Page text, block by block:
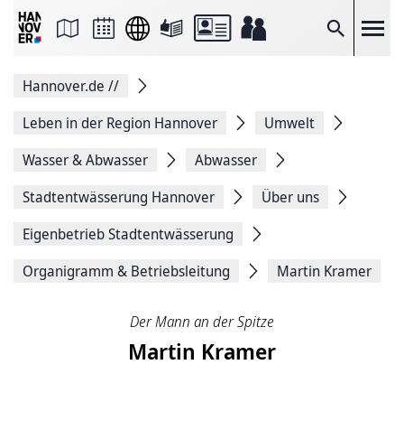
Suche
Seite
Facebook
teilen
Seitenlink
Seite
Hannover.de //
Leben in der Region Hannover
Umwelt
Wasser & Abwasser
Abwasser
Stadtentwässerung Hannover
Über uns
Eigenbetrieb Stadtentwässerung
Organigramm & Betriebsleitung
Martin Kramer
Der Mann an der Spitze
Martin Kramer